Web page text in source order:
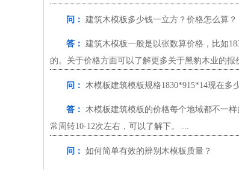
问： 建筑木模板多少钱一立方？价格怎么算？
答： 建筑木模板一般是以张数算价格，比如
的。关于价格方面可以了解更多关于黑豹木业的报
问： 木模板建筑模板规格1830*915*14现在多
答： 木模板建筑模板的价格每个地域都不一
常周转10-12次左右，可以了解下。 ...
问： 如何简单有效的辨别木模板质量？